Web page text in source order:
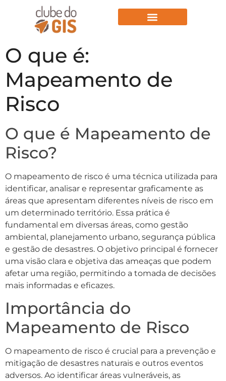
O que é:
Mapeamento de
Risco
O que é Mapeamento de
Risco?
O mapeamento de risco é uma técnica utilizada para
identificar, analisar e representar graficamente as
áreas que apresentam diferentes níveis de risco em
um determinado território. Essa prática é
fundamental em diversas áreas, como gestão
ambiental, planejamento urbano, segurança pública
e gestão de desastres. O objetivo principal é fornecer
uma visão clara e objetiva das ameaças que podem
afetar uma região, permitindo a tomada de decisões
mais informadas e eficazes.
Importância do
Mapeamento de Risco
O mapeamento de risco é crucial para a prevenção e
mitigação de desastres naturais e outros eventos
adversos. Ao identificar áreas vulneráveis, as